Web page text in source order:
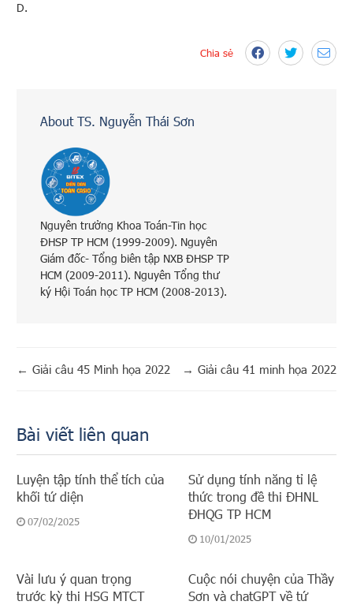
D.
Chia sẻ
About TS. Nguyễn Thái Sơn
Nguyên trưởng Khoa Toán-Tin học
ĐHSP TP HCM (1999-2009). Nguyên
Giám đốc- Tổng biên tập NXB ĐHSP TP
HCM (2009-2011). Nguyên Tổng thư
ký Hội Toán học TP HCM (2008-2013).
← Giải câu 45 Minh họa 2022 → Giải câu 41 minh họa 2022
Bài viết liên quan
Luyện tập tính thể tích của
khối tứ diện
07/02/2025
Sử dụng tính năng tỉ lệ
thức trong đề thi ĐHNL
ĐHQG TP HCM
10/01/2025
Vài lưu ý quan trọng
trước kỳ thi HSG MTCT
Cuộc nói chuyện của Thầy
Sơn và chatGPT về tứ